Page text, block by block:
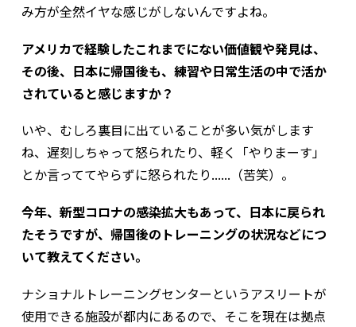
み方が全然イヤな感じがしないんですよね。
アメリカで経験したこれまでにない価値観や発見は、
その後、日本に帰国後も、練習や日常生活の中で活か
されていると感じますか？
いや、むしろ裏目に出ていることが多い気がします
ね、遅刻しちゃって怒られたり、軽く「やりまーす」
とか言っててやらずに怒られたり......（苦笑）。
今年、新型コロナの感染拡大もあって、日本に戻られ
たそうですが、帰国後のトレーニングの状況などにつ
いて教えてください。
ナショナルトレーニングセンターというアスリートが
使用できる施設が都内にあるので、そこを現在は拠点